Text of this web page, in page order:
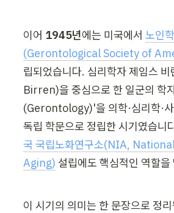
이어 1945년에는 미국에서 노인
(Gerontological Society of
립되었습니다. 심리학자 제임스
Birren)을 중심으로 한 일군의 학
(Gerontology)'을 의학·심리학·
독립 학문으로 정립한 시기였습니
국 국립노화연구소(NIA,
Aging) 설립에도 핵심적인 역할을
이 시기의 의미는 한 문장으로 정